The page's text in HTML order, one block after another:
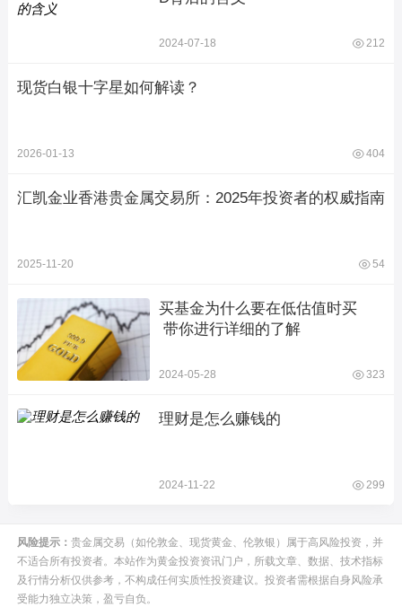
2024-07-18 212
现货白银十字星如何解读？
2026-01-13 404
汇凯金业香港贵金属交易所：2025年投资者的权威指南
2025-11-20 54
买基金为什么要在低估值时买
带你进行详细的了解
2024-05-28 323
理财是怎么赚钱的
2024-11-22 299
风险提示： 贵金属交易（如伦敦金、现货黄金、伦敦银）属于高风险投资，并
不适合所有投资者。本站作为黄金投资资讯门户，所载文章、数据、技术指标
及行情分析仅供参考，不构成任何实质性投资建议。投资者需根据自身风险承
受能力独立决策，盈亏自负。